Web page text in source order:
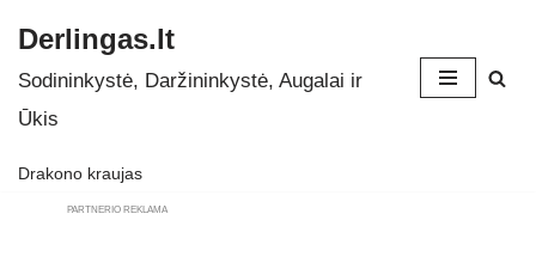
Skip
to
Derlingas.lt
Sodininkystė, Daržininkystė, Augalai ir
Ūkis
Drakono kraujas
PARTNERIO REKLAMA